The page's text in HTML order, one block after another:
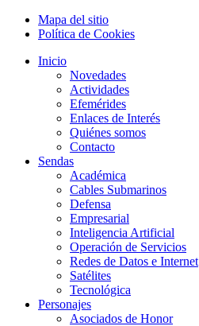
Mapa del sitio
Política de Cookies
Inicio
Novedades
Actividades
Efemérides
Enlaces de Interés
Quiénes somos
Contacto
Sendas
Académica
Cables Submarinos
Defensa
Empresarial
Inteligencia Artificial
Operación de Servicios
Redes de Datos e Internet
Satélites
Tecnológica
Personajes
Asociados de Honor